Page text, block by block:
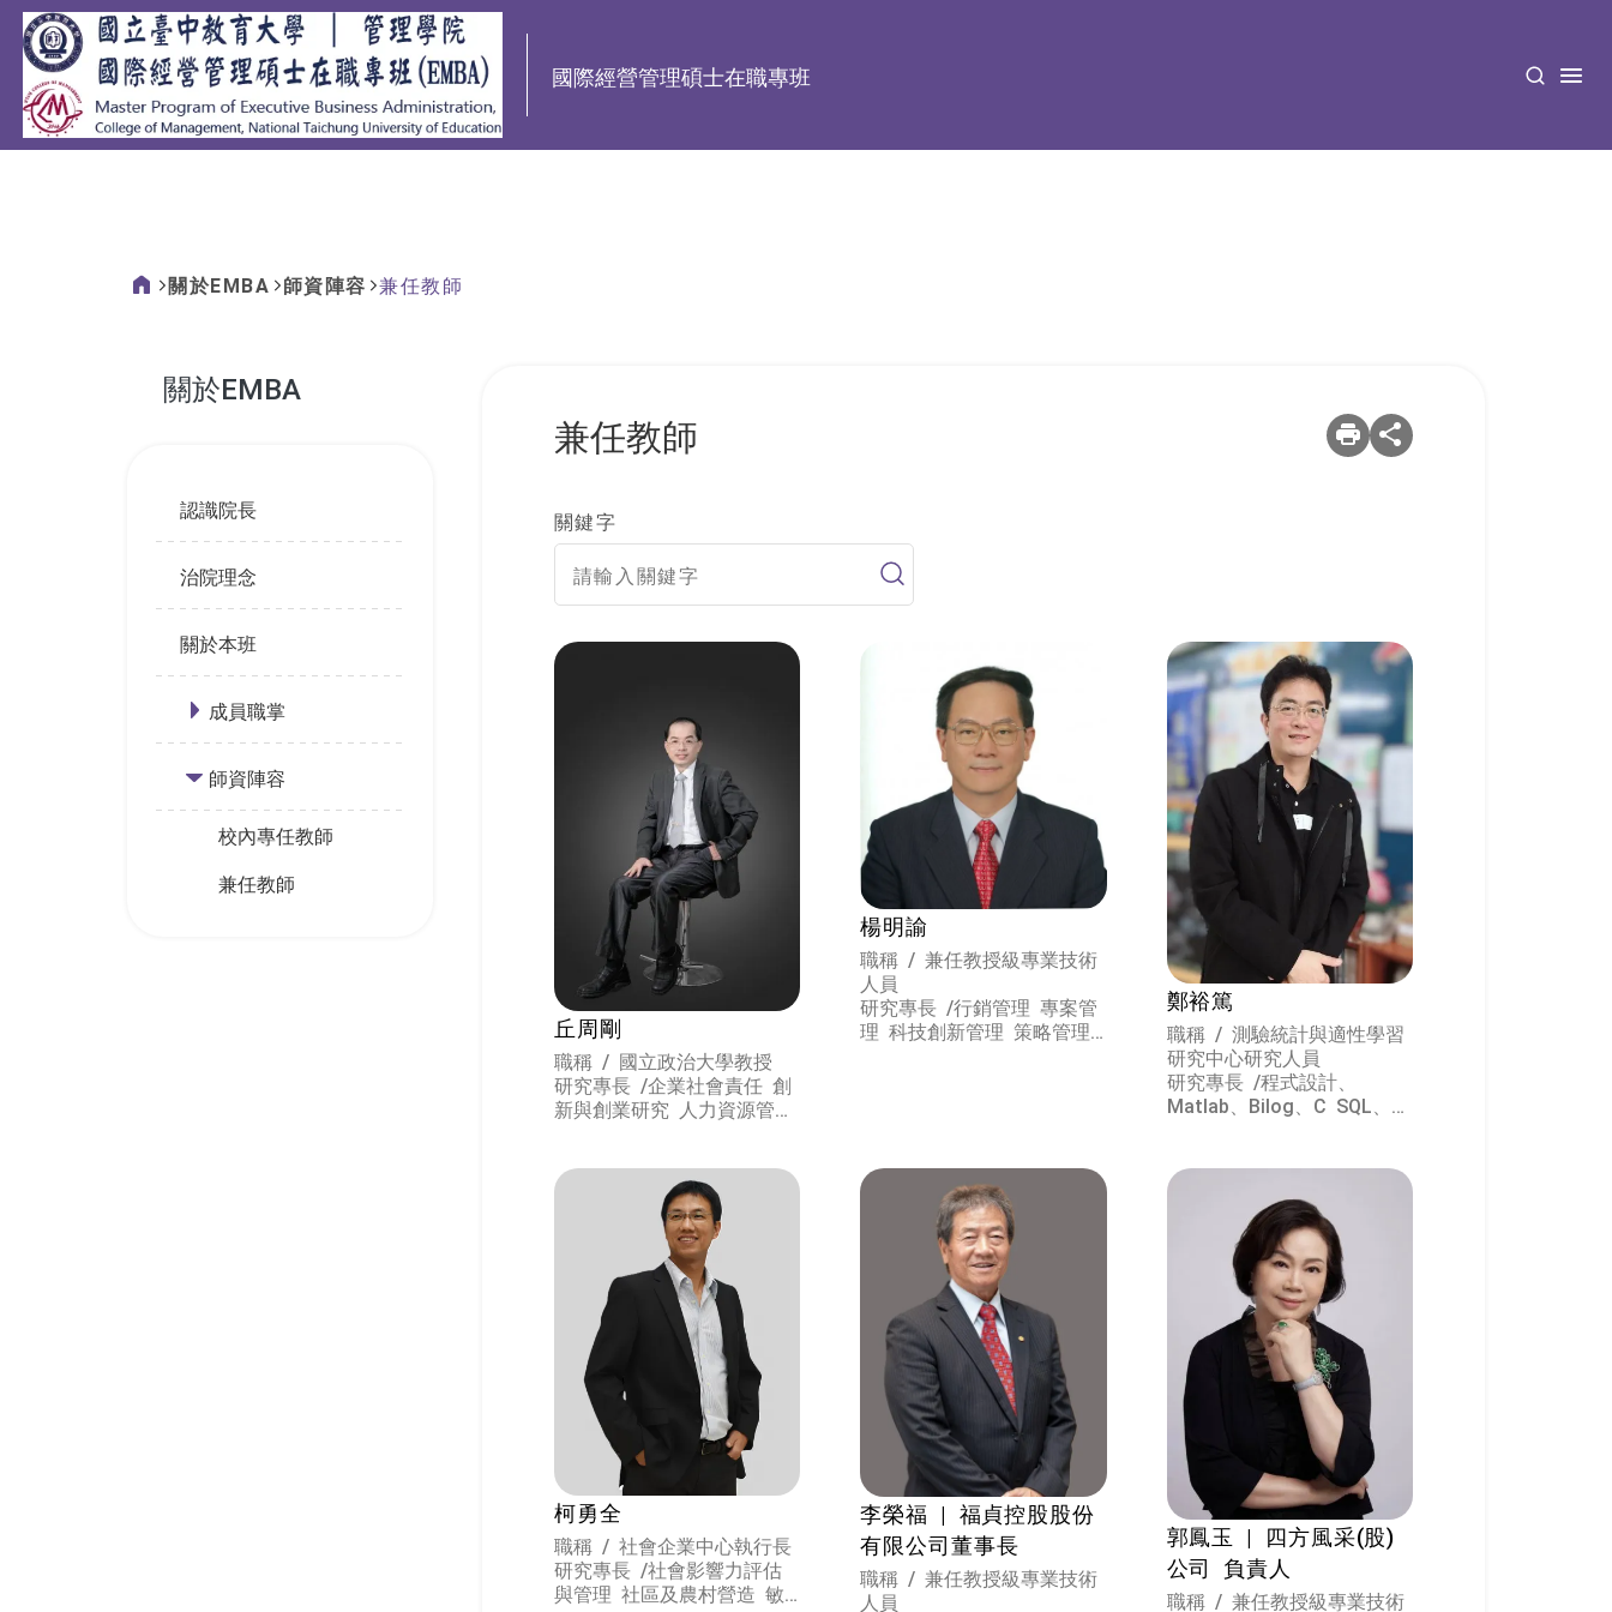
國際經營管理碩士在職專班
關於EMBA 師資陣容 兼任教師
關於EMBA
認識院長
治院理念
關於本班
成員職掌
師資陣容
校內專任教師
兼任教師
兼任教師
關鍵字
丘周剛
職稱 / 國立政治大學教授
研究專長 /企業社會責任 創
新與創業研究 人力資源管理
楊明諭
職稱 / 兼任教授級專業技術
人員
研究專長 /行銷管理 專案管
理 科技創新管理 策略管理
鄭裕篤
職稱 / 測驗統計與適性學習
研究中心研究人員
研究專長 /程式設計、
Matlab、Bilog、C SQL、
模擬研究 模糊測度與模糊積
柯勇全
職稱 / 社會企業中心執行長
研究專長 /社會影響力評估
與管理 社區及農村營造 敏
李榮福 | 福貞控股股份
有限公司董事長
職稱 / 兼任教授級專業技術
人員
郭鳳玉 | 四方風采(股)
公司 負責人
職稱 / 兼任教授級專業技術